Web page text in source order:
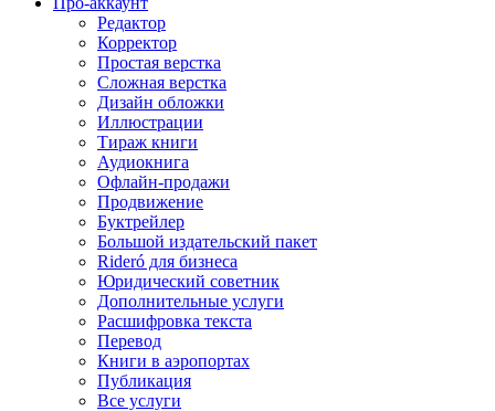
Редактор
Корректор
Простая верстка
Сложная верстка
Дизайн обложки
Иллюстрации
Тираж книги
Аудиокнига
Офлайн-продажи
Продвижение
Буктрейлер
Большой издательский пакет
Rideró для бизнеса
Юридический советник
Дополнительные услуги
Расшифровка текста
Перевод
Книги в аэропортах
Публикация
Все услуги